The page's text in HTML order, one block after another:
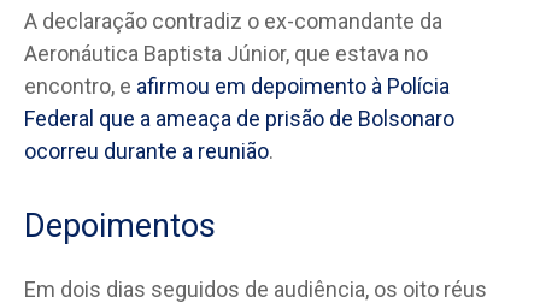
A declaração contradiz o ex-comandante da
Aeronáutica Baptista Júnior, que estava no
encontro, e afirmou em depoimento à Polícia
Federal que a ameaça de prisão de Bolsonaro
ocorreu durante a reunião.
Depoimentos
Em dois dias seguidos de audiência, os oito réus